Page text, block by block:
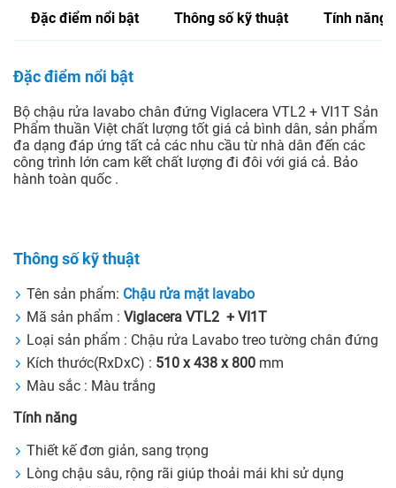
Đặc điểm nổi bật Thông số kỹ thuật Tính năng
Đặc điểm nổi bật
Bộ chậu rửa lavabo chân đứng Viglacera VTL2 + VI1T Sản
Phẩm thuần Việt chất lượng tốt giá cả bình dân, sản phẩm
đa dạng đáp ứng tất cả các nhu cầu từ nhà dân đến các
công trình lớn cam kết chất lượng đi đôi với giá cả. Bảo
hành toàn quốc .
Thông số kỹ thuật
Tên sản phẩm: Chậu rửa mặt lavabo
Mã sản phẩm : Viglacera VTL2 + VI1T
Loại sản phẩm : Chậu rửa Lavabo treo tường chân đứng
Kích thước(RxDxC) : 510 x 438 x 800 mm
Màu sắc : Màu trắng
Tính năng
Thiết kế đơn giản, sang trọng
Lòng chậu sâu, rộng rãi giúp thoải mái khi sử dụng